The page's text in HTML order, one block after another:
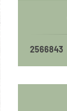
2566843